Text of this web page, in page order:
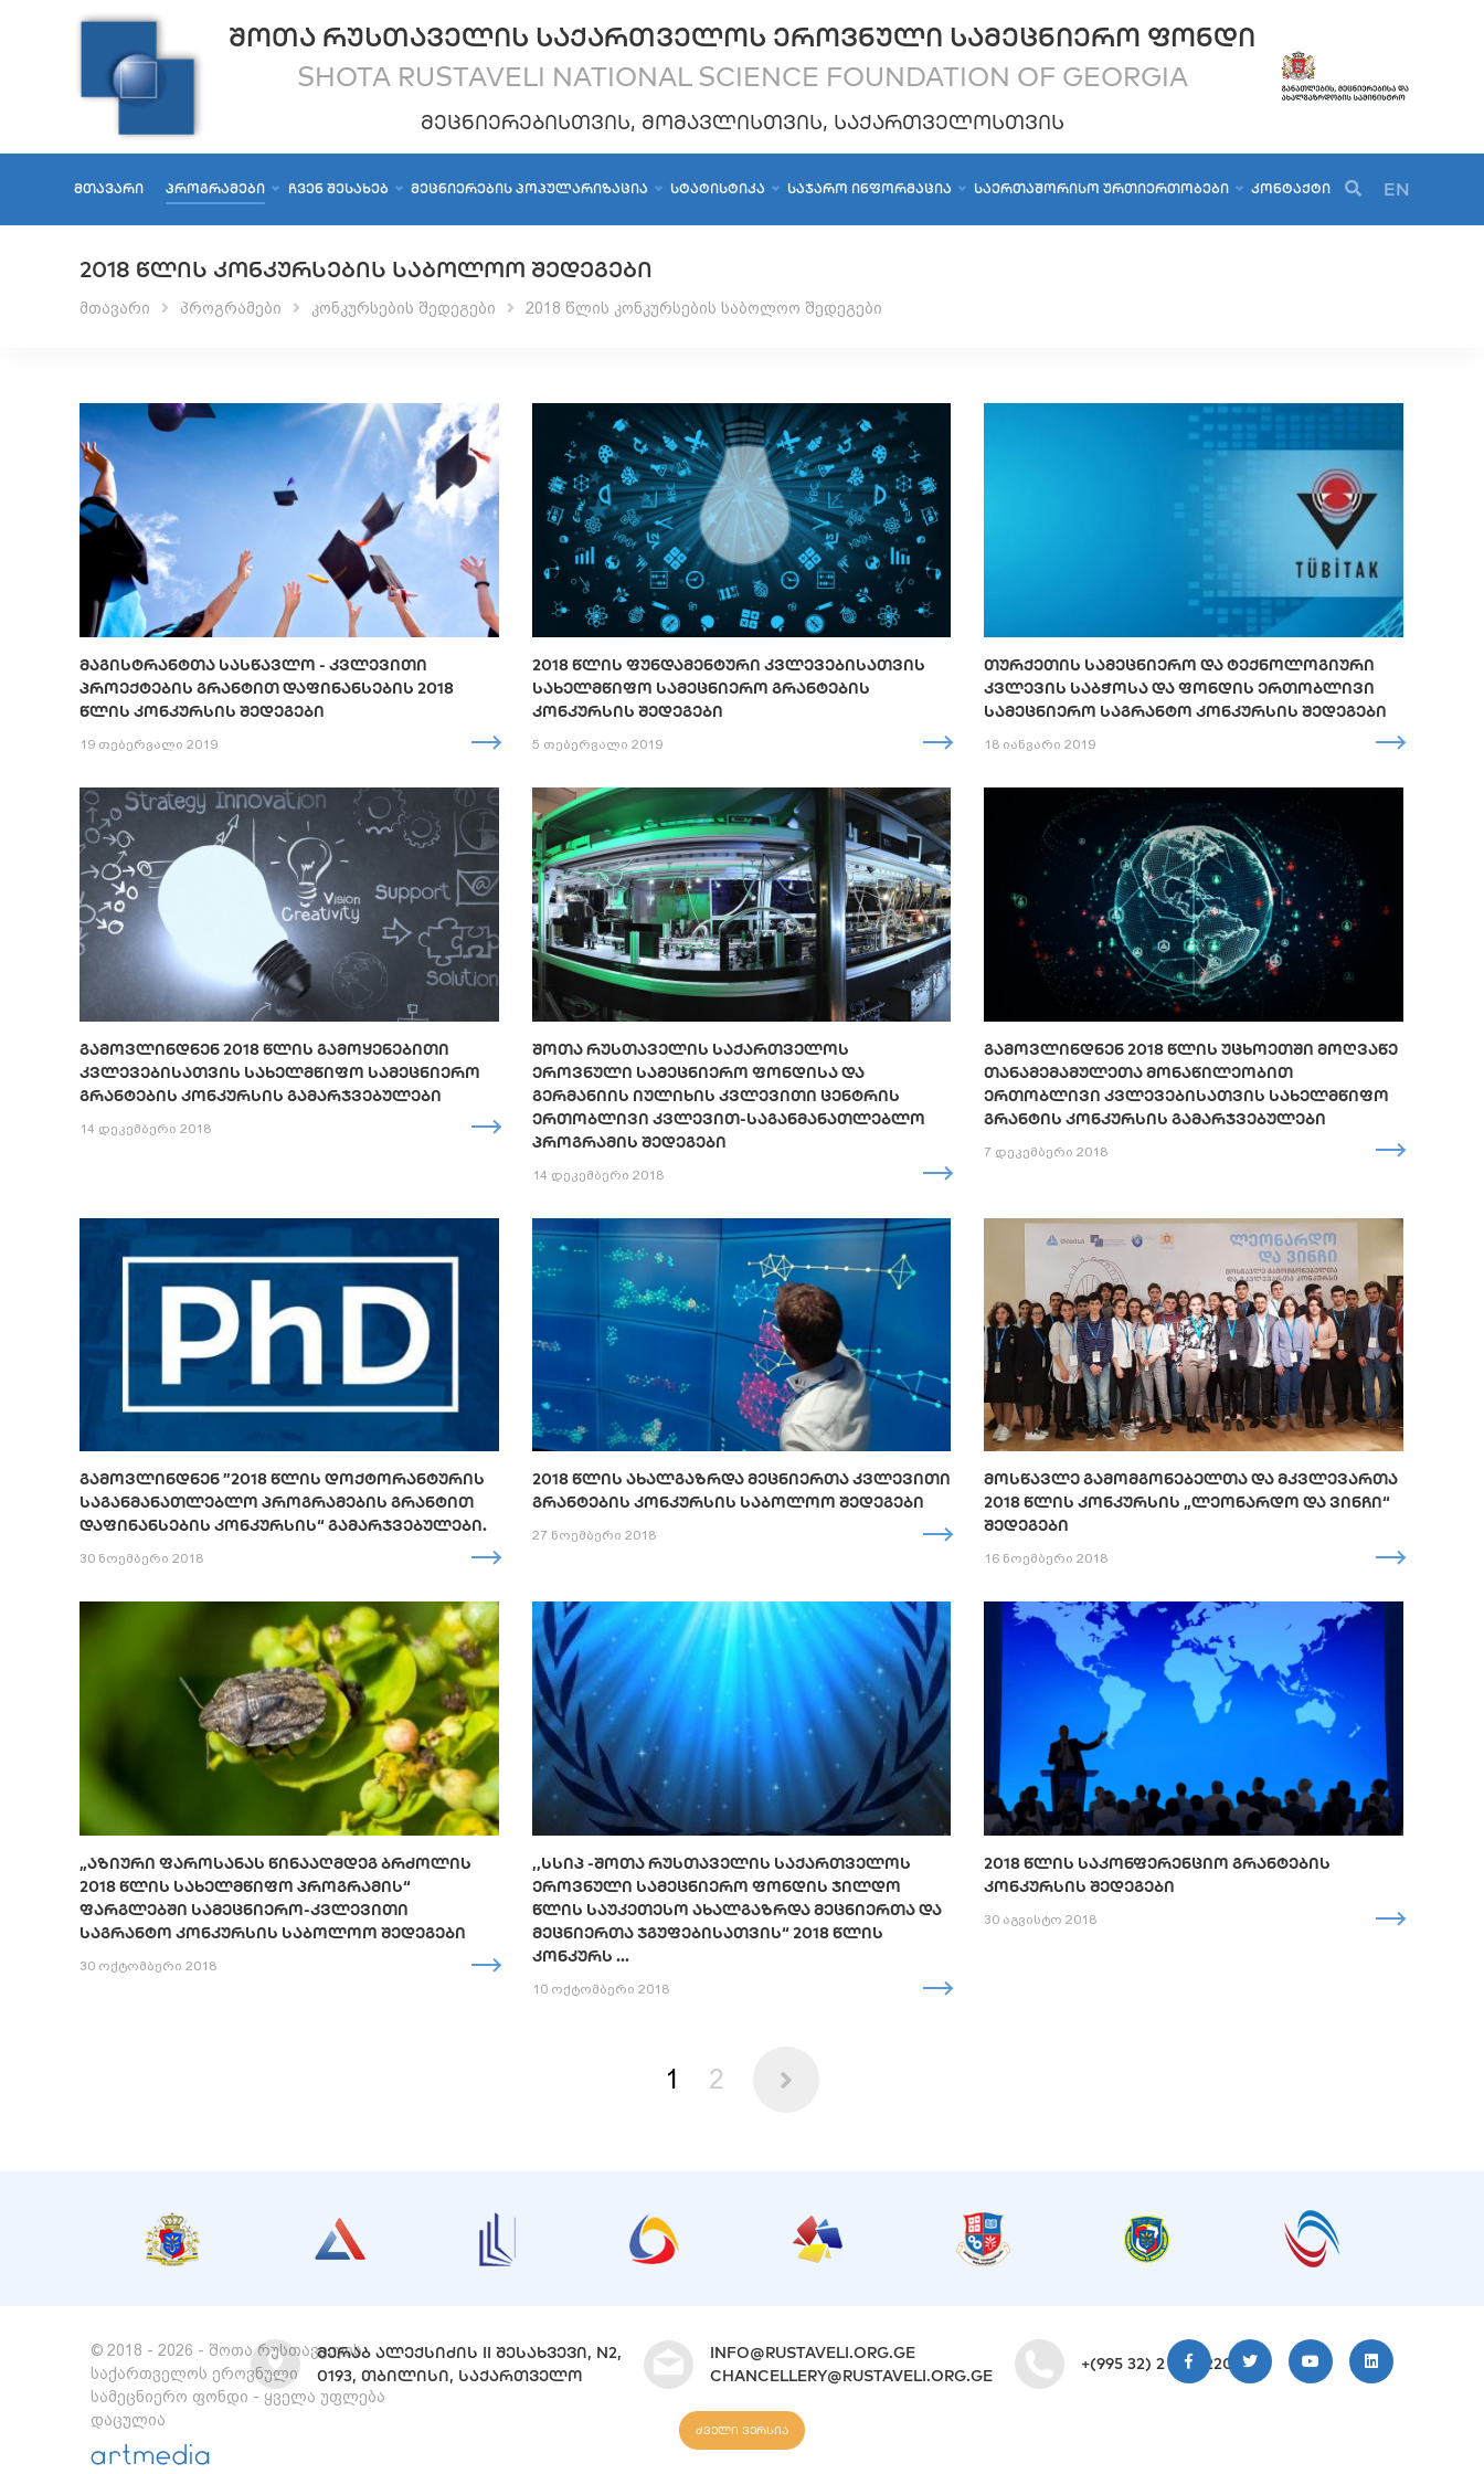
ᲨᲝᲗᲐ ᲠᲣᲡᲗᲐᲕᲔᲚᲘᲡ ᲡᲐᲥᲐᲠᲗᲕᲔᲚᲝᲡ ᲔᲠᲝᲕᲜᲣᲚᲘ ᲡᲐᲛᲔᲪᲜᲘᲔᲠᲝ ᲤᲝᲜᲓᲘ
SHOTA RUSTAVELI NATIONAL SCIENCE FOUNDATION OF GEORGIA
ᲛᲔᲪᲜᲘᲔᲠᲔᲑᲘᲡᲗᲕᲘᲡ, ᲛᲝᲛᲐᲕᲚᲘᲡᲗᲕᲘᲡ, ᲡᲐᲥᲐᲠᲗᲕᲔᲚᲝᲡᲗᲕᲘᲡ
ᲛᲗᲐᲕᲐᲠᲘ ᲞᲠᲝᲒᲠᲐᲛᲔᲑᲘ ᲩᲕᲔᲜ ᲨᲔᲡᲐᲮᲔᲑ ᲛᲔᲪᲜᲘᲔᲠᲔᲑᲘᲡ ᲞᲝᲞᲣᲚᲐᲠᲘᲖᲐᲪᲘᲐ ᲡᲢᲐᲢᲘᲡᲢᲘᲙᲐ ᲡᲐᲯᲐᲠᲝ ᲘᲜᲤᲝᲠᲛᲐᲪᲘᲐ ᲡᲐᲔᲠᲗᲐᲨᲝᲠᲘᲡᲝ ᲣᲠᲗᲘᲔᲠᲗᲝᲑᲔᲑᲘ ᲙᲝᲜᲢᲐᲥᲢᲘ EN
2018 ᲬᲚᲘᲡ ᲙᲝᲜᲙᲣᲠᲡᲔᲑᲘᲡ ᲡᲐᲑᲝᲚᲝᲝ ᲨᲔᲓᲔᲒᲔᲑᲘ
მთავარი პროგრამები კონკურსების შედეგები 2018 წლის კონკურსების საბოლოო შედეგები
ᲛᲐᲒᲘᲡᲢᲠᲐᲜᲢᲗᲐ ᲡᲐᲡᲬᲐᲕᲚᲝ - ᲙᲕᲚᲔᲕᲘᲗᲘ
ᲞᲠᲝᲔᲥᲢᲔᲑᲘᲡ ᲒᲠᲐᲜᲢᲘᲗ ᲓᲐᲤᲘᲜᲐᲜᲡᲔᲑᲘᲡ 2018
ᲬᲚᲘᲡ ᲙᲝᲜᲙᲣᲠᲡᲘᲡ ᲨᲔᲓᲔᲒᲔᲑᲘ
19 თებერვალი 2019
2018 ᲬᲚᲘᲡ ᲤᲣᲜᲓᲐᲛᲔᲜᲢᲣᲠᲘ ᲙᲕᲚᲔᲕᲔᲑᲘᲡᲐᲗᲕᲘᲡ
ᲡᲐᲮᲔᲚᲛᲬᲘᲤᲝ ᲡᲐᲛᲔᲪᲜᲘᲔᲠᲝ ᲒᲠᲐᲜᲢᲔᲑᲘᲡ
ᲙᲝᲜᲙᲣᲠᲡᲘᲡ ᲨᲔᲓᲔᲒᲔᲑᲘ
5 თებერვალი 2019
ᲗᲣᲠᲥᲔᲗᲘᲡ ᲡᲐᲛᲔᲪᲜᲘᲔᲠᲝ ᲓᲐ ᲢᲔᲥᲜᲝᲚᲝᲒᲘᲣᲠᲘ
ᲙᲕᲚᲔᲕᲘᲡ ᲡᲐᲑᲭᲝᲡᲐ ᲓᲐ ᲤᲝᲜᲓᲘᲡ ᲔᲠᲗᲝᲑᲚᲘᲕᲘ
ᲡᲐᲛᲔᲪᲜᲘᲔᲠᲝ ᲡᲐᲒᲠᲐᲜᲢᲝ ᲙᲝᲜᲙᲣᲠᲡᲘᲡ ᲨᲔᲓᲔᲒᲔᲑᲘ
18 იანვარი 2019
ᲒᲐᲛᲝᲕᲚᲘᲜᲓᲜᲔᲜ 2018 ᲬᲚᲘᲡ ᲒᲐᲛᲝᲧᲔᲜᲔᲑᲘᲗᲘ
ᲙᲕᲚᲔᲕᲔᲑᲘᲡᲐᲗᲕᲘᲡ ᲡᲐᲮᲔᲚᲛᲬᲘᲤᲝ ᲡᲐᲛᲔᲪᲜᲘᲔᲠᲝ
ᲒᲠᲐᲜᲢᲔᲑᲘᲡ ᲙᲝᲜᲙᲣᲠᲡᲘᲡ ᲒᲐᲛᲐᲠᲯᲕᲔᲑᲣᲚᲔᲑᲘ
14 დეკემბერი 2018
ᲨᲝᲗᲐ ᲠᲣᲡᲗᲐᲕᲔᲚᲘᲡ ᲡᲐᲥᲐᲠᲗᲕᲔᲚᲝᲡ
ᲔᲠᲝᲕᲜᲣᲚᲘ ᲡᲐᲛᲔᲪᲜᲘᲔᲠᲝ ᲤᲝᲜᲓᲘᲡᲐ ᲓᲐ
ᲒᲔᲠᲛᲐᲜᲘᲘᲡ ᲘᲣᲚᲘᲮᲘᲡ ᲙᲕᲚᲔᲕᲘᲗᲘ ᲪᲔᲜᲢᲠᲘᲡ
ᲔᲠᲗᲝᲑᲚᲘᲕᲘ ᲙᲕᲚᲔᲕᲘᲗ-ᲡᲐᲒᲐᲜᲛᲐᲜᲐᲗᲚᲔᲑᲚᲝ
ᲞᲠᲝᲒᲠᲐᲛᲘᲡ ᲨᲔᲓᲔᲒᲔᲑᲘ
14 დეკემბერი 2018
ᲒᲐᲛᲝᲕᲚᲘᲜᲓᲜᲔᲜ 2018 ᲬᲚᲘᲡ ᲣᲪᲮᲝᲔᲗᲨᲘ ᲛᲝᲦᲕᲐᲬᲔ
ᲗᲐᲜᲐᲛᲔᲛᲐᲛᲣᲚᲔᲗᲐ ᲛᲝᲜᲐᲬᲘᲚᲔᲝᲑᲘᲗ
ᲔᲠᲗᲝᲑᲚᲘᲕᲘ ᲙᲕᲚᲔᲕᲔᲑᲘᲡᲐᲗᲕᲘᲡ ᲡᲐᲮᲔᲚᲛᲬᲘᲤᲝ
ᲒᲠᲐᲜᲢᲘᲡ ᲙᲝᲜᲙᲣᲠᲡᲘᲡ ᲒᲐᲛᲐᲠᲯᲕᲔᲑᲣᲚᲔᲑᲘ
7 დეკემბერი 2018
ᲒᲐᲛᲝᲕᲚᲘᲜᲓᲜᲔᲜ ”2018 ᲬᲚᲘᲡ ᲓᲝᲥᲢᲝᲠᲐᲜᲢᲣᲠᲘᲡ
ᲡᲐᲒᲐᲜᲛᲐᲜᲐᲗᲚᲔᲑᲚᲝ ᲞᲠᲝᲒᲠᲐᲛᲔᲑᲘᲡ ᲒᲠᲐᲜᲢᲘᲗ
ᲓᲐᲤᲘᲜᲐᲜᲡᲔᲑᲘᲡ ᲙᲝᲜᲙᲣᲠᲡᲘᲡ“ ᲒᲐᲛᲐᲠᲯᲕᲔᲑᲣᲚᲔᲑᲘ.
30 ნოემბერი 2018
2018 ᲬᲚᲘᲡ ᲐᲮᲐᲚᲒᲐᲖᲠᲓᲐ ᲛᲔᲪᲜᲘᲔᲠᲗᲐ ᲙᲕᲚᲔᲕᲘᲗᲘ
ᲒᲠᲐᲜᲢᲔᲑᲘᲡ ᲙᲝᲜᲙᲣᲠᲡᲘᲡ ᲡᲐᲑᲝᲚᲝᲝ ᲨᲔᲓᲔᲒᲔᲑᲘ
27 ნოემბერი 2018
ᲛᲝᲡᲬᲐᲕᲚᲔ ᲒᲐᲛᲝᲛᲒᲝᲜᲔᲑᲔᲚᲗᲐ ᲓᲐ ᲛᲙᲕᲚᲔᲕᲐᲠᲗᲐ
2018 ᲬᲚᲘᲡ ᲙᲝᲜᲙᲣᲠᲡᲘᲡ „ᲚᲔᲝᲜᲐᲠᲓᲝ ᲓᲐ ᲕᲘᲜᲩᲘ“
ᲨᲔᲓᲔᲒᲔᲑᲘ
16 ნოემბერი 2018
„ᲐᲖᲘᲣᲠᲘ ᲤᲐᲠᲝᲡᲐᲜᲐᲡ ᲬᲘᲜᲐᲐᲦᲛᲓᲔᲒ ᲑᲠᲫᲝᲚᲘᲡ
2018 ᲬᲚᲘᲡ ᲡᲐᲮᲔᲚᲛᲬᲘᲤᲝ ᲞᲠᲝᲒᲠᲐᲛᲘᲡ“
ᲤᲐᲠᲒᲚᲔᲑᲨᲘ ᲡᲐᲛᲔᲪᲜᲘᲔᲠᲝ-ᲙᲕᲚᲔᲕᲘᲗᲘ
ᲡᲐᲒᲠᲐᲜᲢᲝ ᲙᲝᲜᲙᲣᲠᲡᲘᲡ ᲡᲐᲑᲝᲚᲝᲝ ᲨᲔᲓᲔᲒᲔᲑᲘ
30 ოქტომბერი 2018
,,ᲡᲡᲘᲞ -ᲨᲝᲗᲐ ᲠᲣᲡᲗᲐᲕᲔᲚᲘᲡ ᲡᲐᲥᲐᲠᲗᲕᲔᲚᲝᲡ
ᲔᲠᲝᲕᲜᲣᲚᲘ ᲡᲐᲛᲔᲪᲜᲘᲔᲠᲝ ᲤᲝᲜᲓᲘᲡ ᲯᲘᲚᲓᲝ
ᲬᲚᲘᲡ ᲡᲐᲣᲙᲔᲗᲔᲡᲝ ᲐᲮᲐᲚᲒᲐᲖᲠᲓᲐ ᲛᲔᲪᲜᲘᲔᲠᲗᲐ ᲓᲐ
ᲛᲔᲪᲜᲘᲔᲠᲗᲐ ᲯᲒᲣᲤᲔᲑᲘᲡᲐᲗᲕᲘᲡ“ 2018 ᲬᲚᲘᲡ
ᲙᲝᲜᲙᲣᲠᲡ ...
10 ოქტომბერი 2018
2018 ᲬᲚᲘᲡ ᲡᲐᲙᲝᲜᲤᲔᲠᲔᲜᲪᲘᲝ ᲒᲠᲐᲜᲢᲔᲑᲘᲡ
ᲙᲝᲜᲙᲣᲠᲡᲘᲡ ᲨᲔᲓᲔᲒᲔᲑᲘ
30 აგვისტო 2018
1 2
© 2018 - 2026 - შოთა რუსთაველის
საქართველოს ეროვნული
სამეცნიერო ფონდი - ყველა უფლება
დაცულია
ᲛᲔᲠᲐᲑ ᲐᲚᲔᲥᲡᲘᲫᲘᲡ II ᲨᲔᲡᲐᲮᲕᲔᲕᲘ, N2,
0193, ᲗᲑᲘᲚᲘᲡᲘ, ᲡᲐᲥᲐᲠᲗᲕᲔᲚᲝ
INFO@RUSTAVELI.ORG.GE
CHANCELLERY@RUSTAVELI.ORG.GE
+(995 32) 2 200 220
ძველი ვერსია